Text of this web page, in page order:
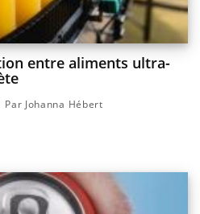
entre aliments ultra-
Par Johanna Hébert